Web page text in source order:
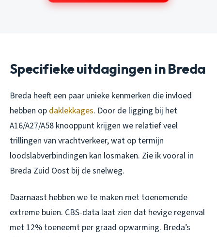
Specifieke uitdagingen in Breda
Breda heeft een paar unieke kenmerken die invloed
hebben op daklekkages. Door de ligging bij het
A16/A27/A58 knooppunt krijgen we relatief veel
trillingen van vrachtverkeer, wat op termijn
loodslabverbindingen kan losmaken. Zie ik vooral in
Breda Zuid Oost bij de snelweg.
Daarnaast hebben we te maken met toenemende
extreme buien. CBS-data laat zien dat hevige regenval
met 12% toeneemt per graad opwarming. Breda’s